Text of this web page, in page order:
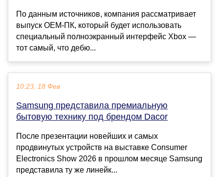
По данным источников, компания рассматривает
выпуск OEM-ПК, который будет использовать
специальный полноэкранный интерфейс Xbox —
тот самый, что дебю...
10:23, 18 Фев
Samsung представила премиальную
бытовую технику под брендом Dacor
После презентации новейших и самых
продвинутых устройств на выставке Consumer
Electronics Show 2026 в прошлом месяце Samsung
представила ту же линейк...